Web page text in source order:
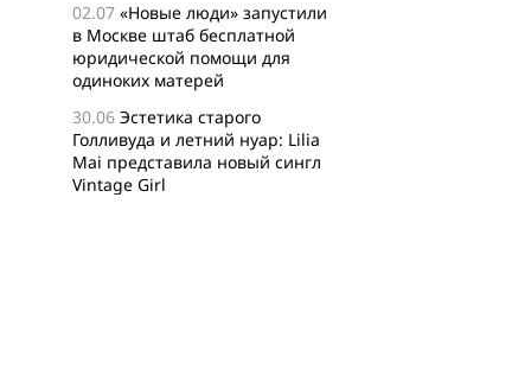
02.07 «Новые люди» запустили
в Москве штаб бесплатной
юридической помощи для
одиноких матерей
30.06 Эстетика старого
Голливуда и летний нуар: Lilia
Mai представила новый сингл
Vintage Girl